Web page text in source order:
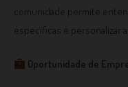
comunidade permite
específicas e personalizar
Oportunidade de